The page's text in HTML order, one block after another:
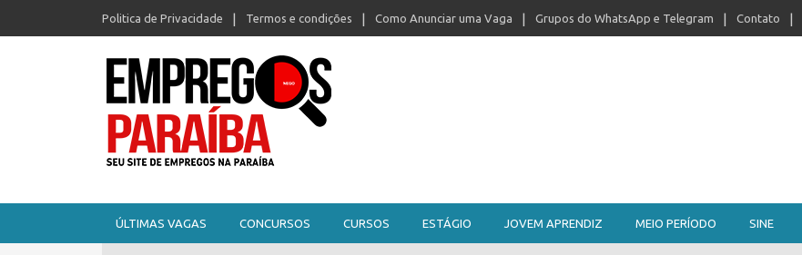
Politica de Privacidade Termos e condições Como Anunciar uma Vaga Grupos do WhatsApp e Telegram Contato
ÚLTIMAS VAGAS CONCURSOS CURSOS ESTÁGIO JOVEM APRENDIZ MEIO PERÍODO SINE